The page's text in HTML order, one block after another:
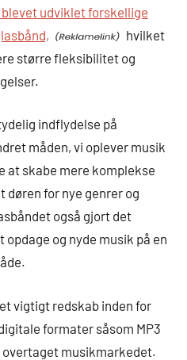
blevet udviklet forskellige
hvilket
større fleksibilitet og
indflydelse på
måden, vi oplever musik
at skabe mere komplekse
døren for nye genrer og
også gjort det
og nyde musik på en
vigtigt redskab inden for
formater såsom MP3
musikmarkedet.